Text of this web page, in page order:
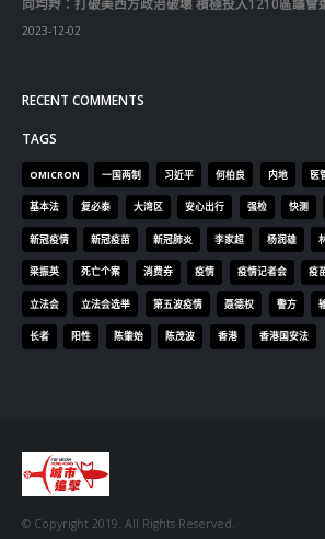
2023-12-02
RECENT COMMENTS
TAGS
OMICRON 一国两制 习近平 何柏良 内地 医
基本法 复必泰 大湾区 安心出行 强检 快测
新冠疫情 新冠疫苗 新冠肺炎 李家超 杨润雄
梁振英 死亡个案 消费券 疫情 疫情记者会 疫
立法会 立法会选举 第五波疫情 聂德权 警方
长者 阳性 陈肇始 陈茂波 香港 香港国安法
© Copyright 2019. All Rights Reserved.